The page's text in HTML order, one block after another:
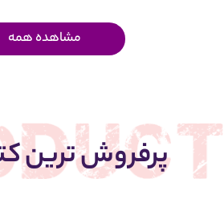
مشاهده همه
پرفروش ترین